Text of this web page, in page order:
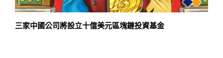
三家中國公司將設立十億美元區塊鏈投資基金